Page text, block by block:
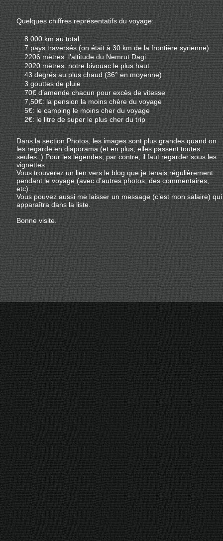
Quelques chiffres représentatifs du voyage:
8.000 km au total
7 pays traversés (on était à 30 km de la frontière syrienne)
2206 mètres: l’altitude du Nemrut Dagi
2020 mètres: notre bivouac le plus haut
43 degrés au plus chaud (36° en moyenne)
3 gouttes de pluie
70€ d’amende chacun pour excès de vitesse
7,50€: la pension la moins chère du voyage
5€: le camping le moins cher du voyage
2€: le litre de super le plus cher du trip
Dans la section Photos, les images sont plus grandes quand on
les regarde en diaporama (et en plus, elles passent toutes
seules ;) Pour les légendes, par contre, il faut regarder sous les
vignettes.
Vous trouverez un lien vers le blog que je tenais régulièrement
pendant le voyage (avec d’autres photos, des commentaires,
etc).
Vous pouvez aussi me laisser un message (c’est mon salaire) qui
apparaîtra dans la liste.
Bonne visite.